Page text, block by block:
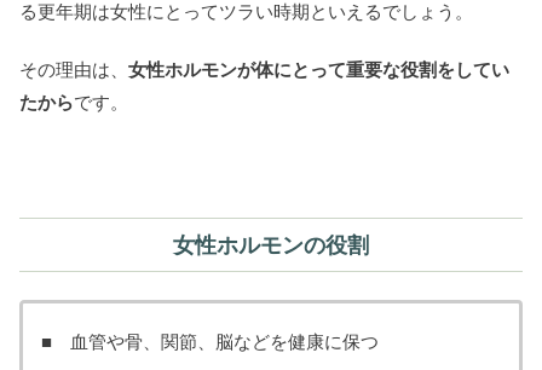
る更年期は女性にとってツラい時期といえるでしょう。
その理由は、 女性ホルモンが体にとって重要な役割をしてい
たからです。
女性ホルモンの役割
■ 血管や骨、関節、脳などを健康に保つ